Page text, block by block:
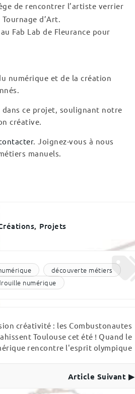
de rencontrer l’artiste verrier
d’Art.
Fab Lab de Fleurance pour
numérique et de la création
dans ce projet, soulignant notre
créative.
. Joignez-vous à nous
manuels.
, Projets
découverte métiers
numérique
créativité : les Combustonautes
Toulouse cet été ! Quand le
rencontre l'esprit olympique
Article Suivant ▶